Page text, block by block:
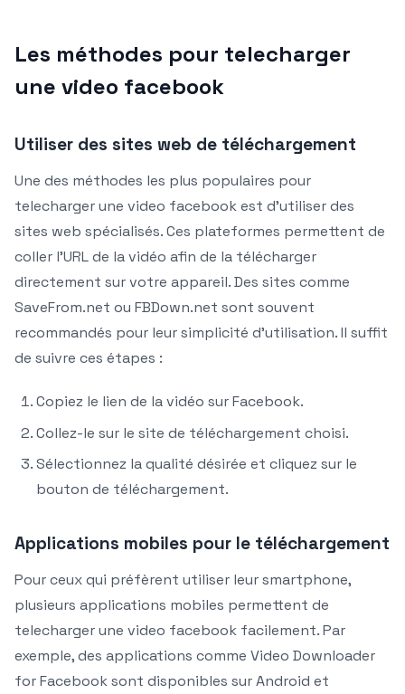
Les méthodes pour telecharger
une video facebook
Utiliser des sites web de téléchargement
Une des méthodes les plus populaires pour
telecharger une video facebook est d’utiliser des
sites web spécialisés. Ces plateformes permettent de
coller l’URL de la vidéo afin de la télécharger
directement sur votre appareil. Des sites comme
SaveFrom.net ou FBDown.net sont souvent
recommandés pour leur simplicité d’utilisation. Il suffit
de suivre ces étapes :
Copiez le lien de la vidéo sur Facebook.
Collez-le sur le site de téléchargement choisi.
Sélectionnez la qualité désirée et cliquez sur le
bouton de téléchargement.
Applications mobiles pour le téléchargement
Pour ceux qui préfèrent utiliser leur smartphone,
plusieurs applications mobiles permettent de
telecharger une video facebook facilement. Par
exemple, des applications comme Video Downloader
for Facebook sont disponibles sur Android et